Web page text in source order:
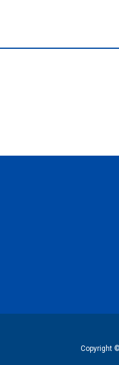
Copyright